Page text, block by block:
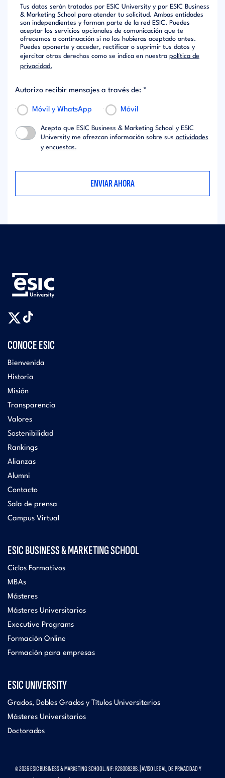
Tus datos serán tratados por ESIC University y por ESIC Business
& Marketing School para atender tu solicitud. Ambas entidades
son independientes y forman parte de la red ESIC. Puedes
aceptar los servicios opcionales de comunicación que te
ofrecemos a continuación si no los hubieras aceptado antes.
Puedes oponerte y acceder, rectificar o suprimir tus datos y
ejercitar otros derechos como se indica en nuestra política de
privacidad.
Autorizo recibir mensajes a través de: *
Móvil y WhatsApp Móvil
Acepto que ESIC Business & Marketing School y ESIC
University me ofrezcan información sobre sus actividades
y encuestas.
CONOCE ESIC
Bienvenida
Historia
Misión
Transparencia
Valores
Sostenibilidad
Rankings
Alianzas
Alumni
Contacto
Sala de prensa
Campus Virtual
ESIC BUSINESS & MARKETING SCHOOL
Ciclos Formativos
MBAs
Másteres
Másteres Universitarios
Executive Programs
Formación Online
Formación para empresas
ESIC UNIVERSITY
Grados, Dobles Grados y Títulos Universitarios
Másteres Universitarios
Doctorados
© 2026 ESIC BUSINESS & MARKETING SCHOOL. NIF: R2800828B. | AVISO LEGAL, DE PRIVACIDAD Y